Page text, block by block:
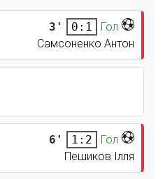
3' 0:1
Гол
Самсоненко Антон
6' 1:2
Гол
Пешиков Ілля